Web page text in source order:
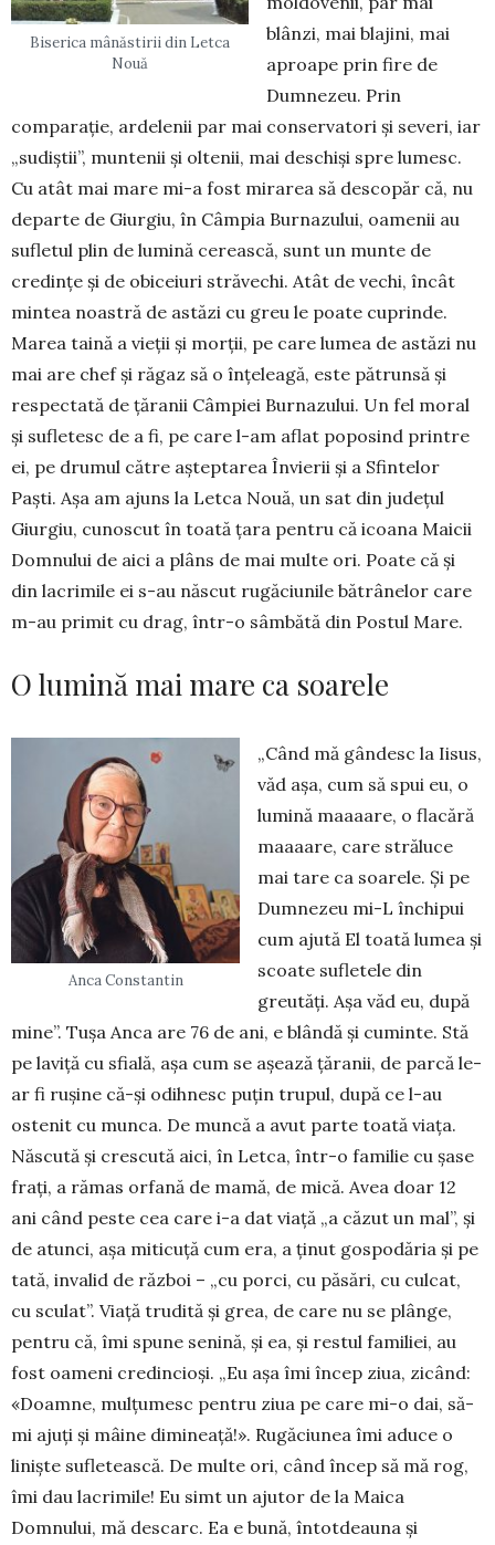
Biserica mânăstirii din Letca
Nouă
blânzi, mai blajini, mai
aproape prin fire de
Dumnezeu. Prin
comparație, ardelenii par mai conservatori și severi, iar
„sudiștii”, muntenii și oltenii, mai deschiși spre lumesc.
Cu atât mai mare mi-a fost mirarea să descopăr că, nu
departe de Giurgiu, în Câmpia Burnazului, oamenii au
sufletul plin de lumină cerească, sunt un munte de
credințe și de obiceiuri străvechi. Atât de vechi, încât
mintea noastră de astăzi cu greu le poate cuprinde.
Marea taină a vieții și morții, pe care lumea de astăzi nu
mai are chef și răgaz să o înțeleagă, este pătrunsă și
respectată de țăranii Câmpiei Burnazului. Un fel moral
și sufletesc de a fi, pe care l-am aflat poposind printre
ei, pe drumul către așteptarea Învierii și a Sfintelor
Paști. Așa am ajuns la Letca Nouă, un sat din județul
Giurgiu, cunoscut în toată țara pentru că icoana Maicii
Domnului de aici a plâns de mai multe ori. Poate că și
din lacrimile ei s-au născut rugăciunile bătrânelor care
m-au primit cu drag, într-o sâmbătă din Postul Mare.
O lumină mai mare ca soarele
Anca Constantin
„Când mă gândesc la Iisus,
văd așa, cum să spui eu, o
lumină maaaare, o flacără
maaaare, care străluce
mai tare ca soarele. Și pe
Dumnezeu mi-L închipui
cum ajută El toată lumea și
scoate sufletele din
greutăți. Așa văd eu, după
mine”. Tușa Anca are 76 de ani, e blândă și cuminte. Stă
pe laviță cu sfială, așa cum se așează țăranii, de parcă le-
ar fi rușine că-și odihnesc puțin trupul, după ce l-au
ostenit cu munca. De muncă a avut parte toată viața.
Născută și crescută aici, în Letca, într-o familie cu șase
frați, a rămas orfană de mamă, de mică. Avea doar 12
ani când peste cea care i-a dat viață „a căzut un mal”, și
de atunci, așa miticuță cum era, a ținut gospodăria și pe
tată, invalid de război – „cu porci, cu păsări, cu culcat,
cu sculat”. Viață trudită și grea, de care nu se plânge,
pentru că, îmi spune senină, și ea, și restul familiei, au
fost oameni credincioși. „Eu așa îmi încep ziua, zicând:
«Doamne, mulțumesc pentru ziua pe care mi-o dai, să-
mi ajuți și mâine dimineață!». Rugăciunea îmi aduce o
liniște sufletească. De multe ori, când încep să mă rog,
îmi dau lacrimile! Eu simt un ajutor de la Maica
Domnului, mă descarc. Ea e bună, întotdeauna și